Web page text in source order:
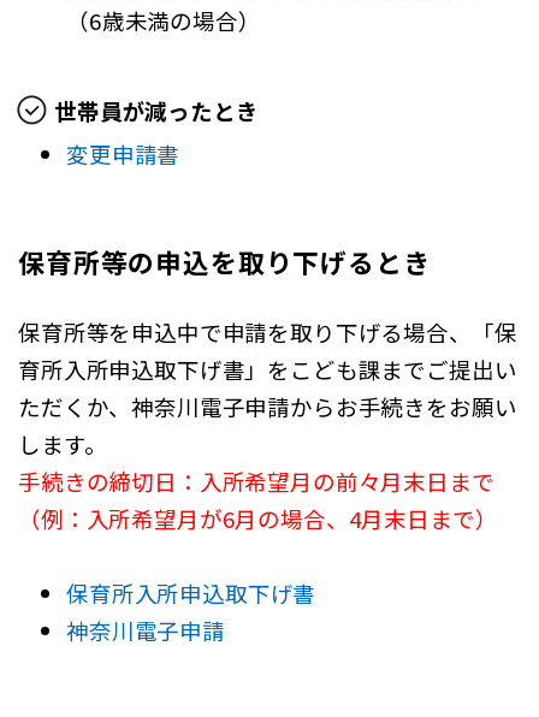
（6歳未満の場合）
世帯員が減ったとき
変更申請書
保育所等の申込を取り下げるとき
保育所等を申込中で申請を取り下げる場合、「保
育所入所申込取下げ書」をこども課までご提出い
ただくか、神奈川電子申請からお手続きをお願い
します。
手続きの締切日：入所希望月の前々月末日まで
（例：入所希望月が6月の場合、4月末日まで）
保育所入所申込取下げ書
神奈川電子申請